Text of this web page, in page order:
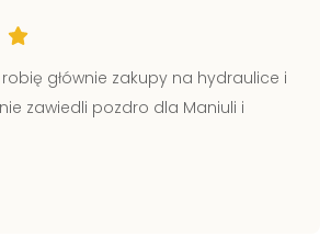
głównie zakupy na hydraulice i
zawiedli pozdro dla Maniuli i